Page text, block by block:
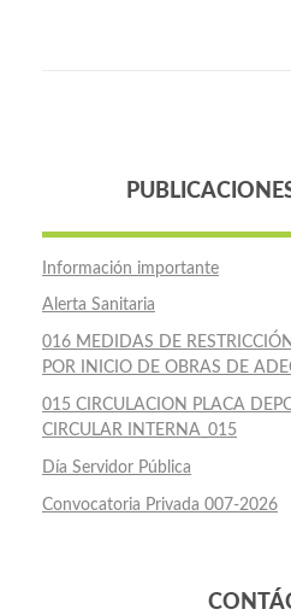
Información importante
Alerta Sanitaria
016 MEDIDAS DE
POR INICIO DE OBRAS DE
015 CIRCULACION PLACA
CIRCULAR INTERNA_015
Día Servidor Pública
Convocatoria Privada 007-2026